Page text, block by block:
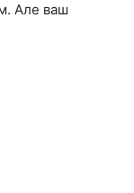
Але ваш